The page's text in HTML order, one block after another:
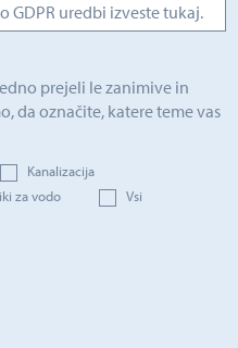
GDPR uredbi izveste tukaj.
prejeli le zanimive in
da označite, katere teme vas
Kanalizacija
za vodo Vsi